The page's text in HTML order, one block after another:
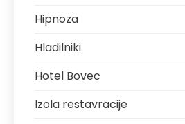
Hipnoza
Hladilniki
Hotel Bovec
Izola restavracije